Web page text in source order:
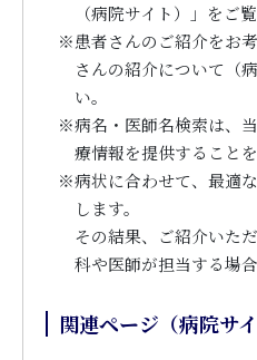
（病院サイト）」をご
※患者さんのご紹介をお
さんの紹介について（
い。
※病名・医師名検索は、
療情報を提供すること
※病状に合わせて、最適
します。
その結果、ご紹介いた
科や医師が担当する場合
関連ページ（病院サイ